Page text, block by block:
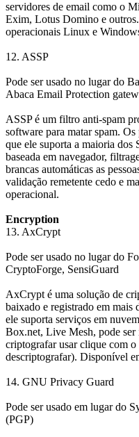
servidores de email como o
Exim, Lotus Domino e
operacionais Linux e
12. ASSP
Pode ser usado no lugar do
Abaca Email Protection
ASSP é um filtro anti-spam
software para matar spam.
que ele suporta a maioria
baseada em navegador,
brancas automáticas as
validação remetente cedo e
operacional.
Encryption
13. AxCrypt
Pode ser usado no lugar do
CryptoForge, SensiGuard
AxCrypt é uma solução de
baixado e registrado em mais
ele suporta serviços em
Box.net, Live Mesh, pode
criptografar usar clique com
descriptografar). Disponível
14. GNU Privacy Guard
Pode ser usado em lugar do
(PGP)